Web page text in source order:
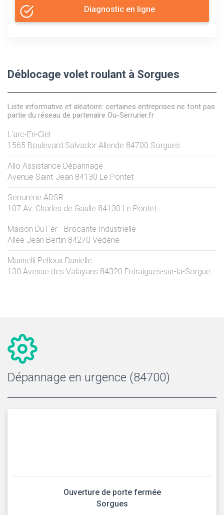
Diagnostic en ligne
Déblocage volet roulant à Sorgues
Liste informative et aléatoire: certaines entreprises ne font pas
partie du réseau de partenaire Ou-Serrurier.fr
L'arc-En-Ciel
1565 Boulevard Salvador Allende 84700 Sorgues
Allo Assistance Dépannage
Avenue Saint-Jean 84130 Le Pontet
Serrurerie ADSR
107 Av. Charles de Gaulle 84130 Le Pontet
Maison Du Fer - Brocante Industrielle
Allée Jean Bertin 84270 Vedène
Marinelli Pelloux Danielle
130 Avenue des Valayans 84320 Entraigues-sur-la-Sorgue
Dépannage en urgence (84700)
Ouverture de porte fermée
Sorgues